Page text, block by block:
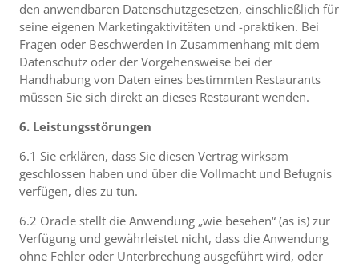
den anwendbaren Datenschutzgesetzen, einschließlich für
seine eigenen Marketingaktivitäten und -praktiken. Bei
Fragen oder Beschwerden in Zusammenhang mit dem
Datenschutz oder der Vorgehensweise bei der
Handhabung von Daten eines bestimmten Restaurants
müssen Sie sich direkt an dieses Restaurant wenden.
6. Leistungsstörungen
6.1 Sie erklären, dass Sie diesen Vertrag wirksam
geschlossen haben und über die Vollmacht und Befugnis
verfügen, dies zu tun.
6.2 Oracle stellt die Anwendung „wie besehen“ (as is) zur
Verfügung und gewährleistet nicht, dass die Anwendung
ohne Fehler oder Unterbrechung ausgeführt wird, oder